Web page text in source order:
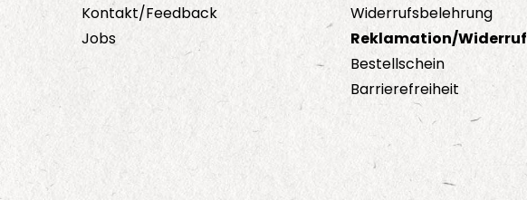
Kontakt/Feedback
Jobs
Widerrufsbelehrung
Reklamation/Widerruf
Bestellschein
Barrierefreiheit